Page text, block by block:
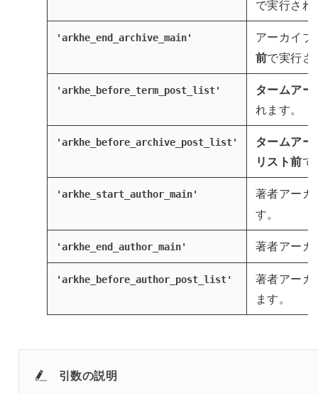
で実行され
'arkhe_end_archive_main'
アーカイブ
前で実行さ
'arkhe_before_term_post_list'
タームア
れます。
'arkhe_before_archive_post_list'
タームア
リスト前で
'arkhe_start_author_main'
著者アーカ
す。
'arkhe_end_author_main' 著者アーカ
'arkhe_before_author_post_list'
著者アーカ
ます。
引数の説明